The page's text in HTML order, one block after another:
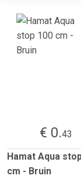
€ 0.43
Hamat Aqua
cm - Bruin